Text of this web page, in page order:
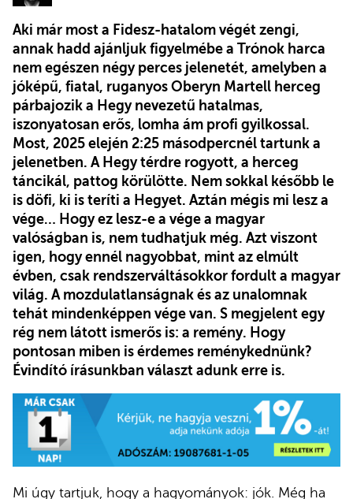
Aki már most a Fidesz-hatalom végét zengi,
annak hadd ajánljuk figyelmébe a Trónok harca
nem egészen négy perces jelenetét, amelyben a
jóképű, fiatal, ruganyos Oberyn Martell herceg
párbajozik a Hegy nevezetű hatalmas,
iszonyatosan erős, lomha ám profi gyilkossal.
Most, 2025 elején 2:25 másodpercnél tartunk a
jelenetben. A Hegy térdre rogyott, a herceg
táncikál, pattog körülötte. Nem sokkal később le
is döfi, ki is teríti a Hegyet. Aztán mégis mi lesz a
vége… Hogy ez lesz-e a vége a magyar
valóságban is, nem tudhatjuk még. Azt viszont
igen, hogy ennél nagyobbat, mint az elmúlt
évben, csak rendszerváltásokkor fordult a magyar
világ. A mozdulatlanságnak és az unalomnak
tehát mindenképpen vége van. S megjelent egy
rég nem látott ismerős is: a remény. Hogy
pontosan miben is érdemes reménykednünk?
Évindító írásunkban választ adunk erre is.
Mi úgy tartjuk, hogy a hagyományok: jók. Még ha